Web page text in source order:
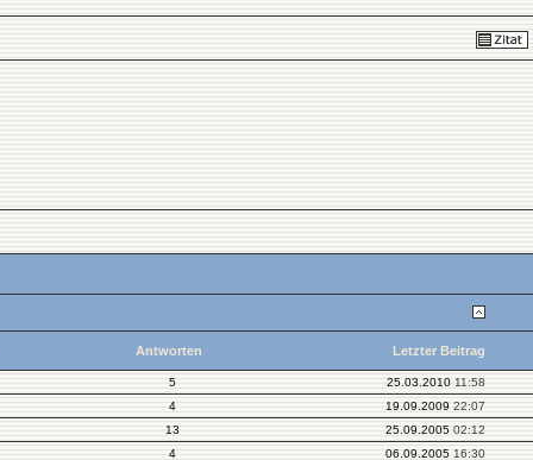
Antworten Letzter Beitrag
5 25.03.2010 11:58
4 19.09.2009 22:07
13 25.09.2005 02:12
4 06.09.2005 16:30